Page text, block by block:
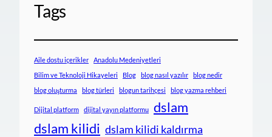
Tags
Aile dostu içerikler
Anadolu Medeniyetleri
Bilim ve Teknoloji Hikayeleri
Blog blog nasıl yazılır
blog nedir
blog oluşturma
blog türleri blogun tarihçesi blog yazma rehberi
Dijital platform dijital yayın platformu
dslam
dslam kilidi dslam kilidi kaldırma